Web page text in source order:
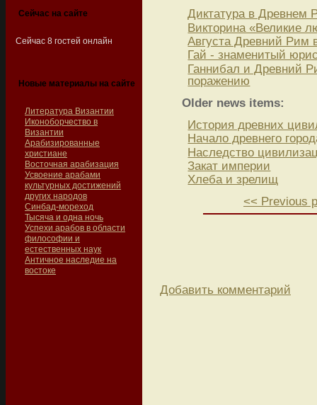
Сейчас на сайте
Сейчас 8 гостей онлайн
Новые материалы на сайте
Литература Византии
Иконоборчество в
Византии
Арабизированные
христиане
Восточная арабизация
Усвоение арабами
культурных достижений
других народов
Синбад-мореход
Тысяча и одна ночь
Успехи арабов в области
философии и
естественных наук
Античное наследие на
востоке
Диктатура в Древнем
Викторина «Великие
Августа Древний Рим
Гай - знаменитый
Ганнибал и Древний
поражению
Older news items:
История древних
Начало древнего
Наследство
Закат империи
Хлеба и зрелищ
<< Previous
Добавить комментарий